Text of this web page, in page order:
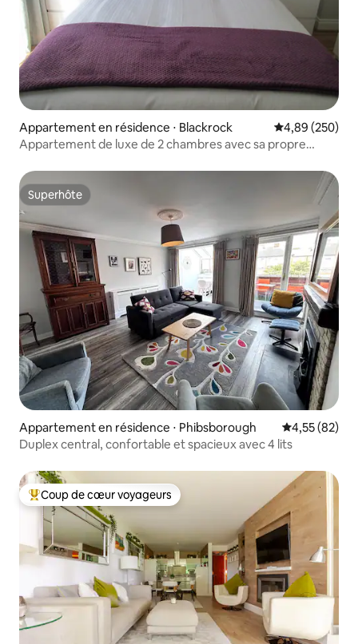
Appartement en résidence ⋅ Blackrock Évaluation
4,89 (250)
Appartement de luxe de 2 chambres avec sa propre
Superhôte
Superhôte
Appartement en résidence ⋅ Phibsborough Évaluation
4,55 (82)
Duplex central, confortable et spacieux avec 4 lits
Coups de cœur voyageurs les plus appréciés
Coup de cœur voyageurs